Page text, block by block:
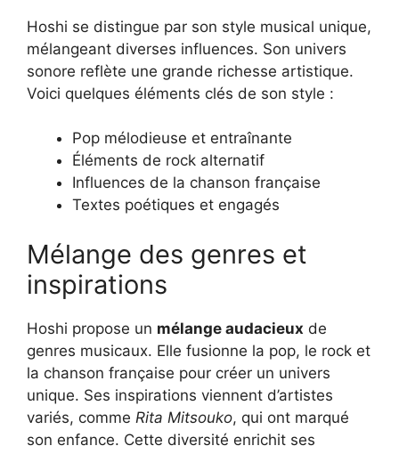
Hoshi se distingue par son style musical unique,
mélangeant diverses influences. Son univers
sonore reflète une grande richesse artistique.
Voici quelques éléments clés de son style :
Pop mélodieuse et entraînante
Éléments de rock alternatif
Influences de la chanson française
Textes poétiques et engagés
Mélange des genres et
inspirations
Hoshi propose un mélange audacieux de
genres musicaux. Elle fusionne la pop, le rock et
la chanson française pour créer un univers
unique. Ses inspirations viennent d’artistes
variés, comme Rita Mitsouko, qui ont marqué
son enfance. Cette diversité enrichit ses